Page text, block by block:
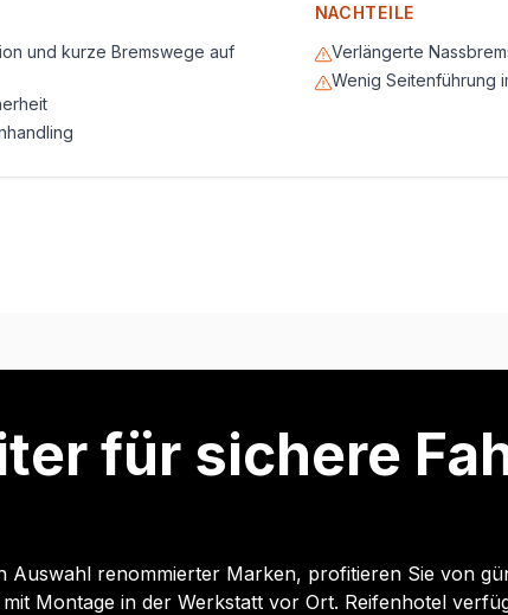
und kurze Bremswege auf
NACHTEILE
Verlängerte
Wenig Seitenführung
für sichere
renommierter Marken, profitieren Sie von
Montage in der Werkstatt vor Ort. Reifenhotel